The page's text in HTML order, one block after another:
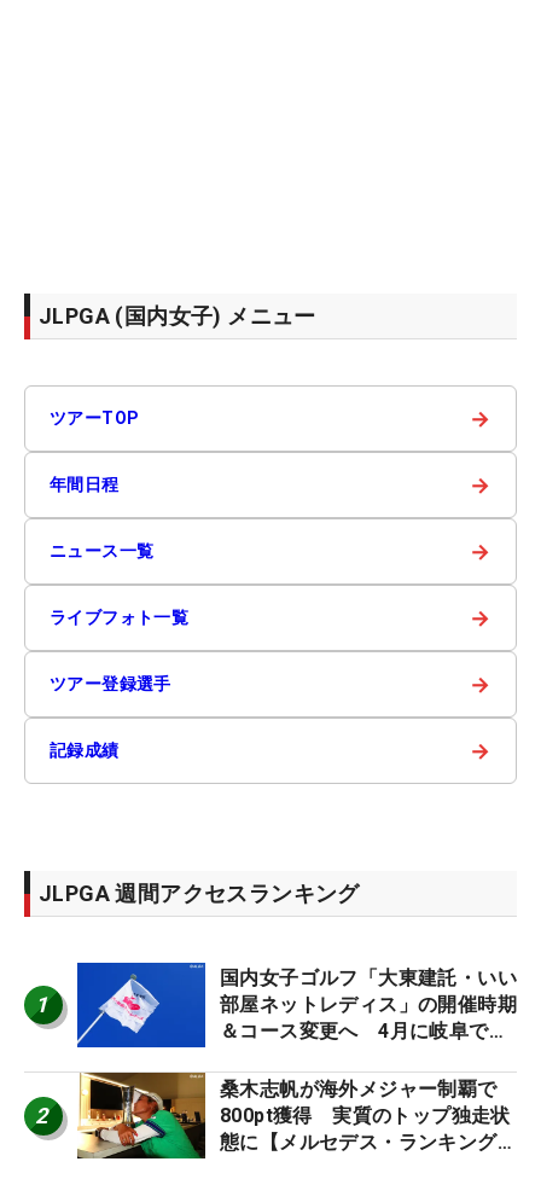
JLPGA (国内女子) メニュー
ツアーTOP →
年間日程 →
ニュース一覧 →
ライブフォト一覧 →
ツアー登録選手 →
記録成績 →
JLPGA 週間アクセスランキング
1
国内女子ゴルフ「大東建託・いい
部屋ネットレディス」の開催時期
＆コース変更へ 4月に岐阜で開
2
桑木志帆が海外メジャー制覇で
800pt獲得 実質のトップ独走状
態に【メルセデス・ランキング番